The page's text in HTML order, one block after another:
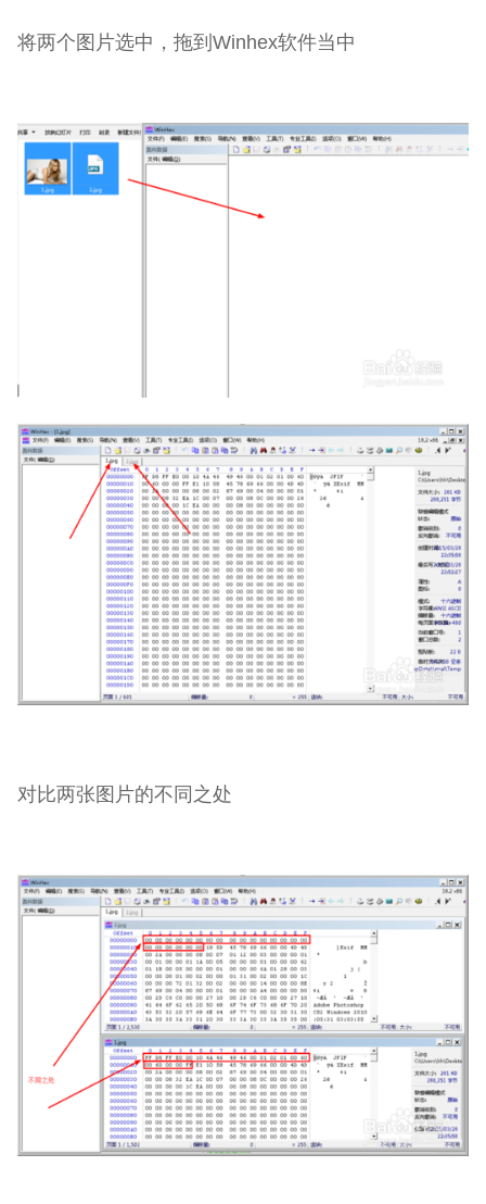
将两个图片选中，拖到Winhex软件当中
对比两张图片的不同之处